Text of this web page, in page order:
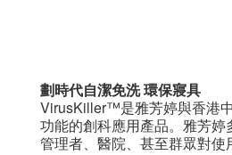
劃時代自潔免洗 環保寢具
VirusKiller™是雅芳婷與香港
功能的創科應用產品。雅芳
管理者、醫院、甚至群眾對使